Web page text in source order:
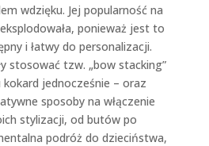
wdzięku. Jej popularność na
ponieważ jest to
i łatwy do personalizacji.
stosować tzw. „bow stacking”
jednocześnie – oraz
sposoby na włączenie
stylizacji, od butów po
podróż do dzieciństwa,